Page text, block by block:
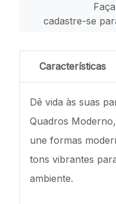
cadastre-se
Características
Dê vida às suas
Quadros
une formas
tons vibrantes
ambiente.